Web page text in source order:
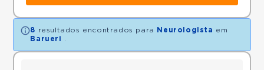
8 resultados encontrados para Neurologista em
Barueri